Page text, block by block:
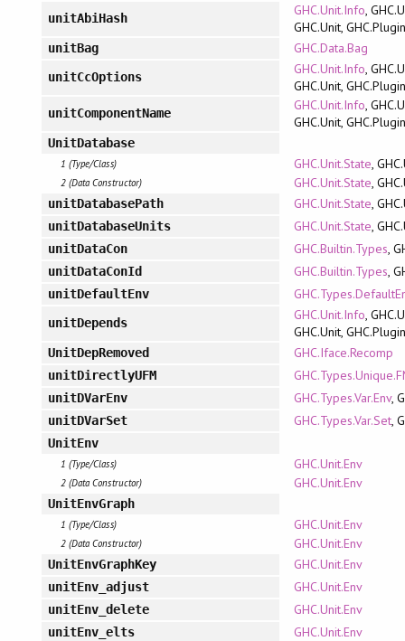
unitAbiHash GHC.Unit.Info,
GHC.Unit,
unitBag GHC.Data.Bag
unitCcOptions GHC.Unit.Info,
GHC.Unit,
unitComponentName GHC.Unit.Info,
GHC.Unit,
UnitDatabase
1 (Type/Class) GHC.Unit.State,
2 (Data Constructor) GHC.Unit.State,
unitDatabasePath GHC.Unit.State,
unitDatabaseUnits GHC.Unit.State,
unitDataCon GHC.Builtin.Types,
unitDataConId GHC.Builtin.Types,
unitDefaultEnv
unitDepends GHC.Unit.Info,
GHC.Unit,
UnitDepRemoved GHC.Iface.Recomp
unitDirectlyUFM
unitDVarEnv GHC.Types.Var.Env,
unitDVarSet GHC.Types.Var.Set,
UnitEnv
1 (Type/Class) GHC.Unit.Env
2 (Data Constructor) GHC.Unit.Env
UnitEnvGraph
1 (Type/Class) GHC.Unit.Env
2 (Data Constructor) GHC.Unit.Env
UnitEnvGraphKey GHC.Unit.Env
unitEnv_adjust GHC.Unit.Env
unitEnv_delete GHC.Unit.Env
unitEnv_elts GHC.Unit.Env